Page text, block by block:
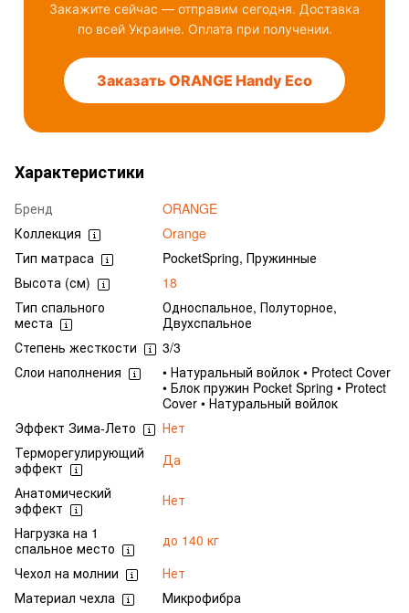
Закажите сейчас — отправим сегодня. Доставка
по всей Украине. Оплата при получении.
Заказать ORANGE Handy Eco
Характеристики
Бренд
ORANGE
Коллекция
Orange
Тип матраса
PocketSpring, Пружинные
Высота (см)
18
Тип спального
места
Односпальное, Полуторное,
Двухспальное
Степень жесткости
3/3
Слои наполнения
• Натуральный войлок • Protect Cover
• Блок пружин Pocket Spring • Protect
Cover • Натуральный войлок
Эффект Зима-Лето
Нет
Терморегулирующий
эффект
Да
Анатомический
эффект
Нет
Нагрузка на 1
спальное место
до 140 кг
Чехол на молнии
Нет
Материал чехла
Микрофибра